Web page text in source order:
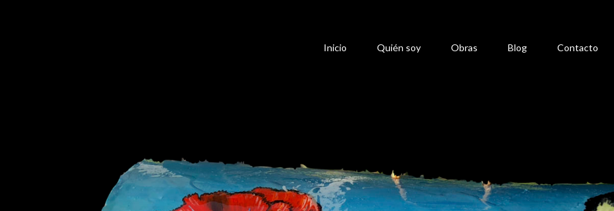
Inicio Quién soy Obras Blog Contacto